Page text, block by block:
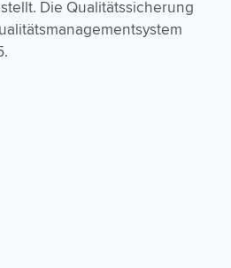
Die Qualitätssicherung